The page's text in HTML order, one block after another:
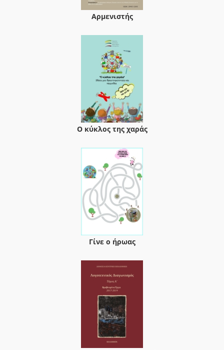
Αρμενιστής
Ο κύκλος της χαράς
Γίνε ο ήρωας